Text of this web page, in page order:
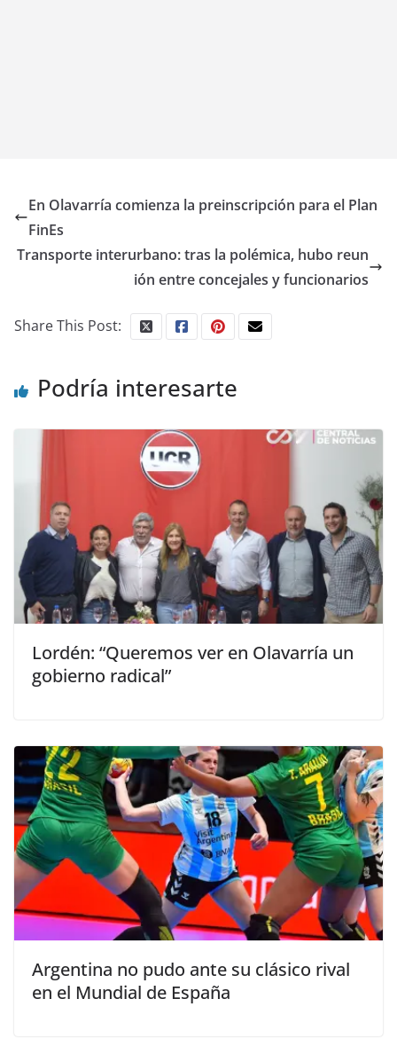
En Olavarría comienza la preinscripción para el Plan
FinEs
Transporte interurbano: tras la polémica, hubo reun
ión entre concejales y funcionarios
Share This Post:
Podría interesarte
Lordén: “Queremos ver en Olavarría un
gobierno radical”
Argentina no pudo ante su clásico rival
en el Mundial de España